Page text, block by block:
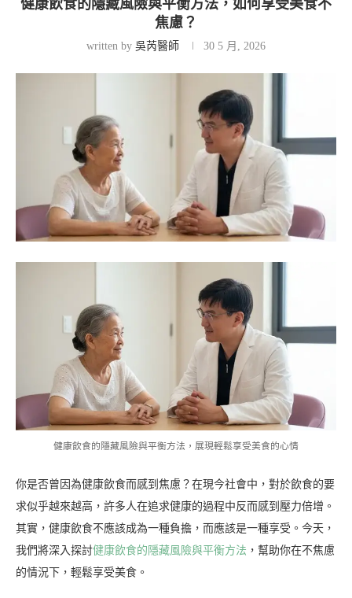
健康飲食的隱藏風險與平衡方法，如何享受美食不
焦慮？
written by 吳芮醫師 30 5 月, 2026
健康飲食的隱藏風險與平衡方法，展現輕鬆享受美食的心情
你是否曾因為健康飲食而感到焦慮？在現今社會中，對於飲食的要
求似乎越來越高，許多人在追求健康的過程中反而感到壓力倍增。
其實，健康飲食不應該成為一種負擔，而應該是一種享受。今天，
我們將深入探討健康飲食的隱藏風險與平衡方法 ，幫助你在不焦慮
的情況下，輕鬆享受美食。